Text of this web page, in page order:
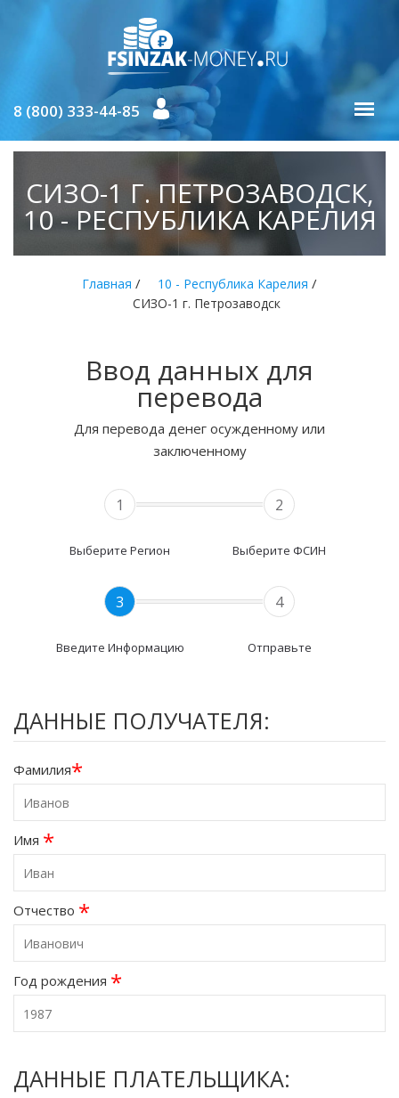
8 (800) 333-44-85
СИЗО-1 Г. ПЕТРОЗАВОДСК,
10 - РЕСПУБЛИКА КАРЕЛИЯ
Главная / 10 - Республика Карелия /
СИЗО-1 г. Петрозаводск
Ввод данных для
перевода
Для перевода денег осужденному или
заключенному
1
Выберите Регион
2
Выберите ФСИН
3
Введите Информацию
4
Отправьте
ДАННЫЕ ПОЛУЧАТЕЛЯ:
Фамилия*
Имя *
Отчество *
Год рождения *
ДАННЫЕ ПЛАТЕЛЬЩИКА: